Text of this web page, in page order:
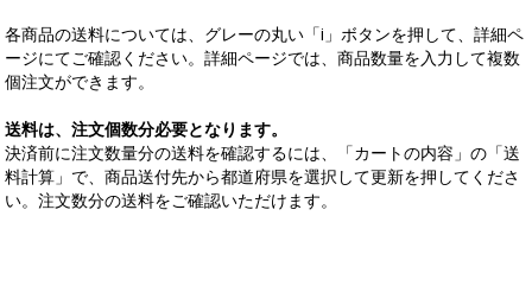
各商品の送料については、グレーの丸い「i」ボタンを押して、詳細ペ
ージにてご確認ください。詳細ページでは、商品数量を入力して複数
個注文ができます。
送料は、注文個数分必要となります。
決済前に注文数量分の送料を確認するには、「カートの内容」の「送
料計算」で、商品送付先から都道府県を選択して更新を押してくださ
い。注文数分の送料をご確認いただけます。